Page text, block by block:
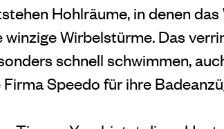
Hohlräume, in denen
winzige Wirbelstürme. Das
schnell schwimmen,
Firma Speedo für ihre